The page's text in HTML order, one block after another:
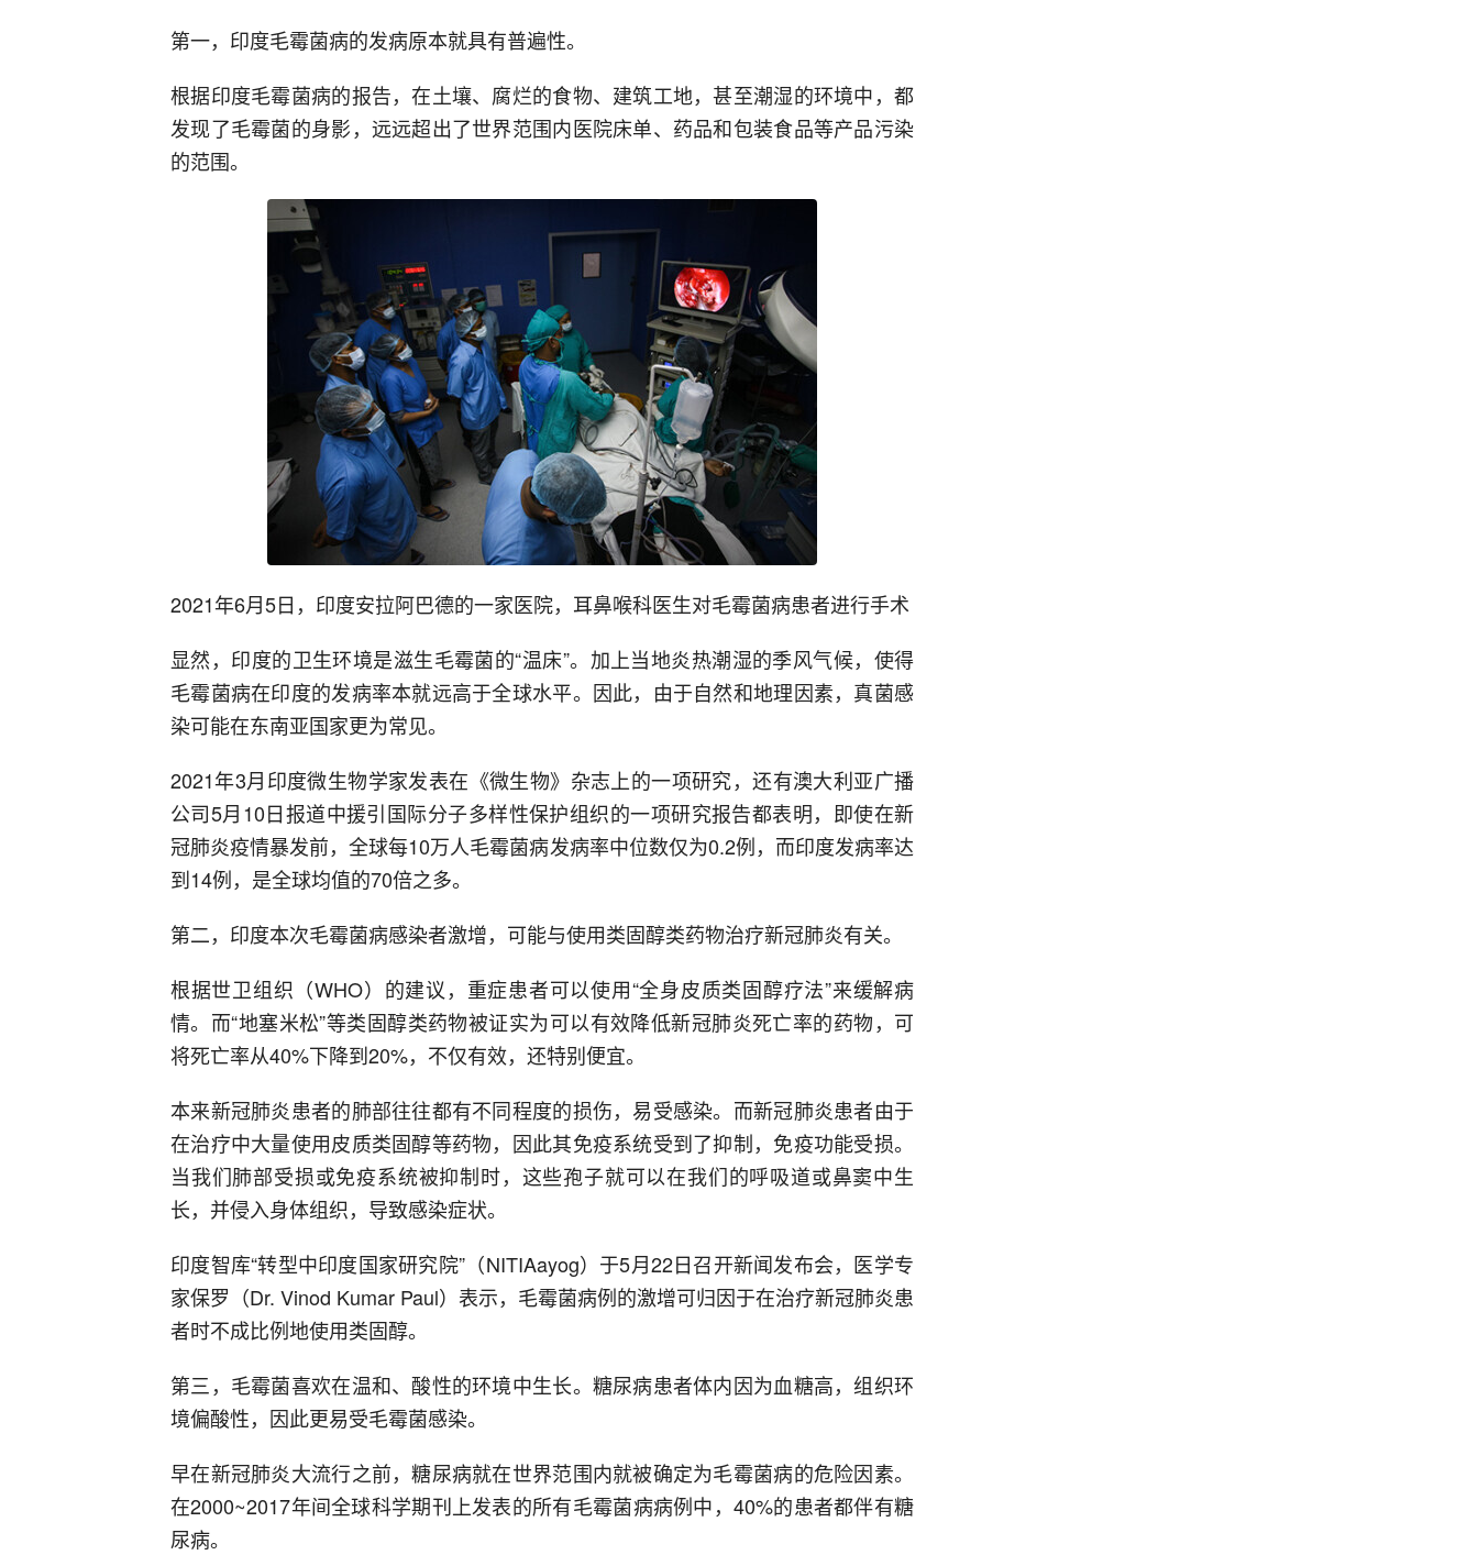
第一，印度毛霉菌病的发病原本就具有普遍性。
根据印度毛霉菌病的报告，在土壤、腐烂的食物、建筑工地，甚至潮湿的环境中，都
发现了毛霉菌的身影，远远超出了世界范围内医院床单、药品和包装食品等产品污染
的范围。
2021年6月5日，印度安拉阿巴德的一家医院，耳鼻喉科医生对毛霉菌病患者进行手术
显然，印度的卫生环境是滋生毛霉菌的“温床”。加上当地炎热潮湿的季风气候，使得
毛霉菌病在印度的发病率本就远高于全球水平。因此，由于自然和地理因素，真菌感
染可能在东南亚国家更为常见。
2021年3月印度微生物学家发表在《微生物》杂志上的一项研究，还有澳大利亚广播
公司5月10日报道中援引国际分子多样性保护组织的一项研究报告都表明，即使在新
冠肺炎疫情暴发前，全球每10万人毛霉菌病发病率中位数仅为0.2例，而印度发病率达
到14例，是全球均值的70倍之多。
第二，印度本次毛霉菌病感染者激增，可能与使用类固醇类药物治疗新冠肺炎有关。
根据世卫组织（WHO）的建议，重症患者可以使用“全身皮质类固醇疗法”来缓解病
情。而“地塞米松”等类固醇类药物被证实为可以有效降低新冠肺炎死亡率的药物，可
将死亡率从40%下降到20%，不仅有效，还特别便宜。
本来新冠肺炎患者的肺部往往都有不同程度的损伤，易受感染。而新冠肺炎患者由于
在治疗中大量使用皮质类固醇等药物，因此其免疫系统受到了抑制，免疫功能受损。
当我们肺部受损或免疫系统被抑制时，这些孢子就可以在我们的呼吸道或鼻窦中生
长，并侵入身体组织，导致感染症状。
印度智库“转型中印度国家研究院”（NITIAayog）于5月22日召开新闻发布会，医学专
家保罗（Dr. Vinod Kumar Paul）表示，毛霉菌病例的激增可归因于在治疗新冠肺炎患
者时不成比例地使用类固醇。
第三，毛霉菌喜欢在温和、酸性的环境中生长。糖尿病患者体内因为血糖高，组织环
境偏酸性，因此更易受毛霉菌感染。
早在新冠肺炎大流行之前，糖尿病就在世界范围内就被确定为毛霉菌病的危险因素。
在2000~2017年间全球科学期刊上发表的所有毛霉菌病病例中，40%的患者都伴有糖
尿病。